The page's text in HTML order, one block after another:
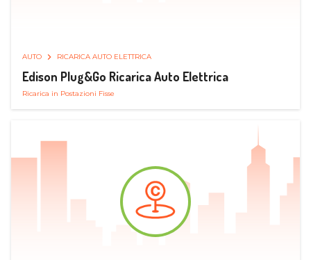
AUTO RICARICA AUTO ELETTRICA
Edison Plug&Go Ricarica Auto Elettrica
Ricarica in Postazioni Fisse